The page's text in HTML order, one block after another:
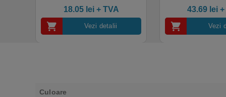
industrial, calitate premium
18.05 lei+ TVA
Vezi detalii
43.69 lei +
Vezi
Culoare